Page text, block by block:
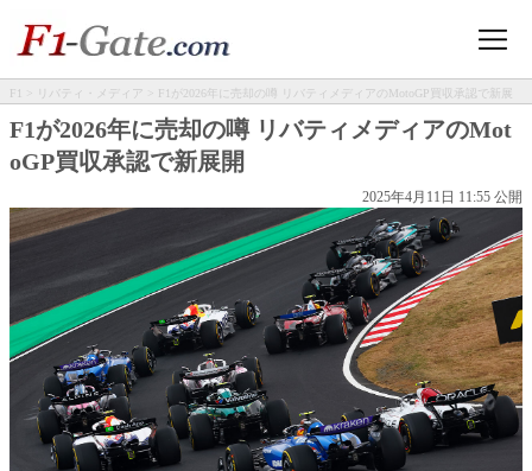
F1 > リバティ・メディア > F1が2026年に売却の噂 リバティメディアのMotoGP買収承認で新展
開
F1が2026年に売却の噂 リバティメディアのMot
oGP買収承認で新展開
2025年4月11日 11:55 公開